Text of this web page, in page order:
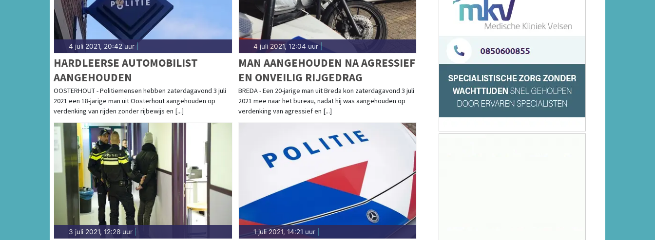
4 juli 2021, 20:42 uur
HARDLEERSE AUTOMOBILIST
AANGEHOUDEN
OOSTERHOUT - Politiemensen hebben zaterdagavond 3 juli
2021 een 18-jarige man uit Oosterhout aangehouden op
verdenking van rijden zonder rijbewijs en [...]
4 juli 2021, 12:04 uur|
MAN AANGEHOUDEN NA AGRESSIEF
EN ONVEILIG RIJGEDRAG
BREDA - Een 20-jarige man uit Breda kon zaterdagavond 3 juli
2021 mee naar het bureau, nadat hij was aangehouden op
verdenking van agressief en [...]
3 juli 2021, 12:28 uur 1 juli 2021, 14:21 uur|